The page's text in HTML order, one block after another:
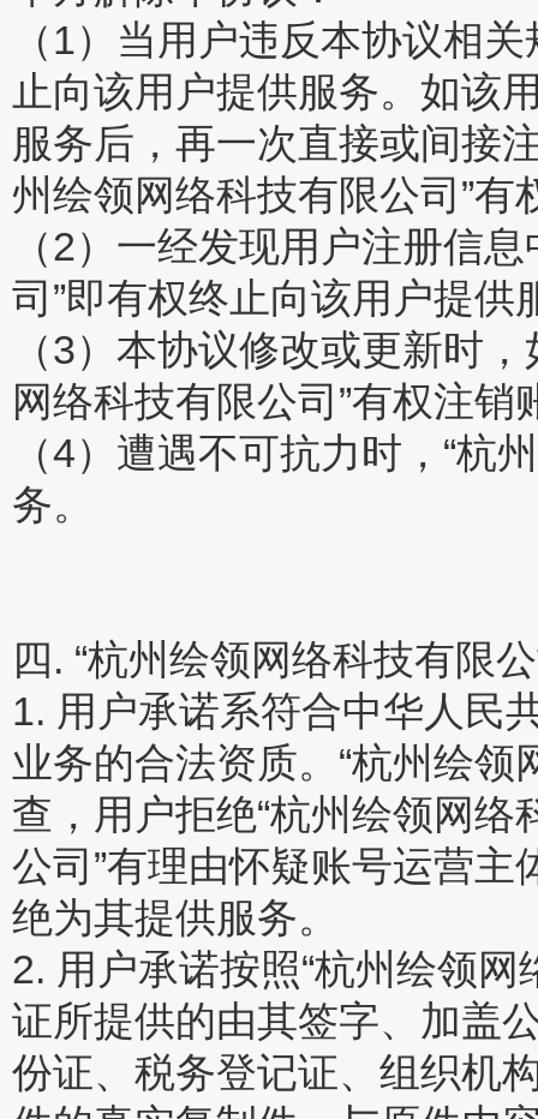
（1）当用户违反本协议相
止向该用户提供服务。如该
服务后，再一次直接或间接
州绘领网络科技有限公司”
（2）一经发现用户注册信
司”即有权终止向该用户提供
（3）本协议修改或更新时
网络科技有限公司”有权注
（4）遭遇不可抗力时，“杭
务。
四. “杭州绘领网络科技有限
1. 用户承诺系符合中华人民
业务的合法资质。“杭州绘
查，用户拒绝“杭州绘领网络
公司”有理由怀疑账号运营主
绝为其提供服务。
2. 用户承诺按照“杭州绘领
证所提供的由其签字、加盖
份证、税务登记证、组织机